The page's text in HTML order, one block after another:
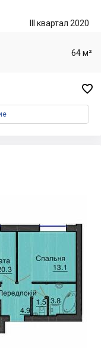
III квартал 2020
64 м²
